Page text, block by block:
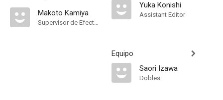
Makoto Kamiya
Supervisor de Efectos Visuales
Yuka Konishi
Assistant Editor
Equipo
Saori Izawa
Dobles